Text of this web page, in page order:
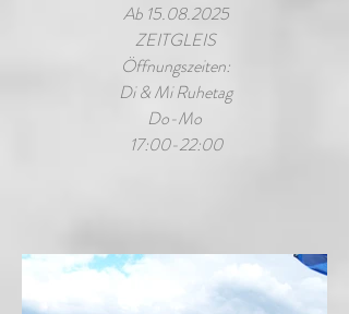
Ab 15.08.2025
ZEITGLEIS
Öffnungszeiten:
Di & Mi Ruhetag
Do-Mo
17:00-22:00